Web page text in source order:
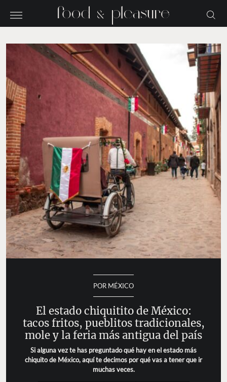
POR MÉXICO
El estado chiquitito de México:
tacos fritos, pueblitos tradicionales,
mole y la feria más antigua del país
Si alguna vez te has preguntado qué hay en el estado más
chiquito de México, aquí te decimos por qué vas a tener que ir
muchas veces.